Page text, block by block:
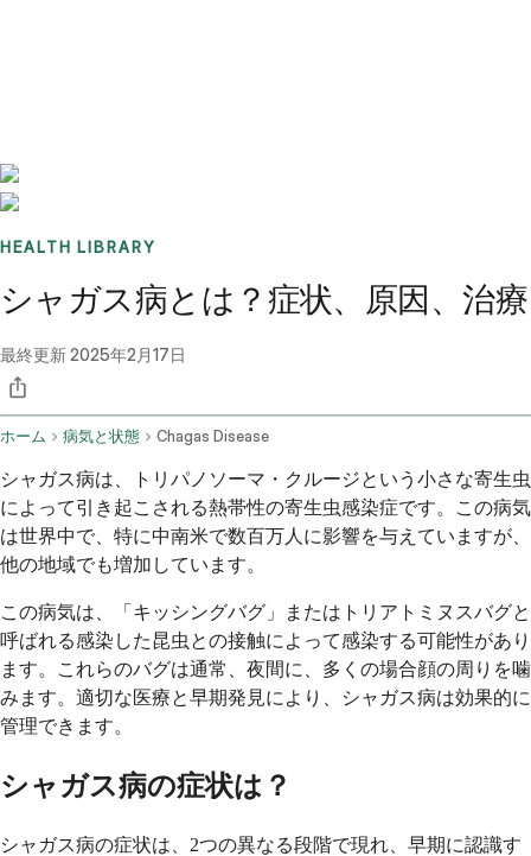
HEALTH LIBRARY
シャガス病とは？症状、原因、治療
最終更新2025年2月17日
ホーム 病気と状態 Chagas Disease
シャガス病は、トリパノソーマ・クルージという小さな寄生虫
によって引き起こされる熱帯性の寄生虫感染症です。この病気
は世界中で、特に中南米で数百万人に影響を与えていますが、
他の地域でも増加しています。
この病気は、「キッシングバグ」またはトリアトミヌスバグと
呼ばれる感染した昆虫との接触によって感染する可能性があり
ます。これらのバグは通常、夜間に、多くの場合顔の周りを噛
みます。適切な医療と早期発見により、シャガス病は効果的に
管理できます。
シャガス病の症状は？
シャガス病の症状は、2つの異なる段階で現れ、早期に認識す